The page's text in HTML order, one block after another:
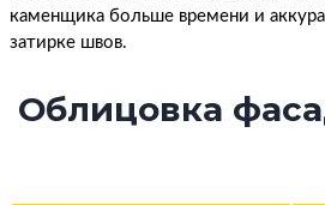
каменщика больше времени и
затирке швов.
Облицовка